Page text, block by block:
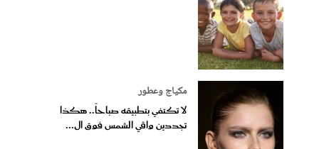
مكياج وعطور
لا تكتفي بتطبيقه صباحاً.. هكذا
تجددين واقي الشمس فوق ال...